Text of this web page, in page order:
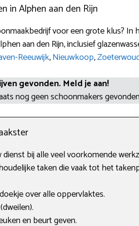
in Alphen aan den Rijn
voor een grote klus?
aan den Rijn, inclusief
Reeuwijk,Nieuwkoop,
gevonden. Meld je aan!
nog geen schoonmakers
bij alle veel voorkomende
taken die vaak tot het
over alle oppervlaktes.
en beurt geven.